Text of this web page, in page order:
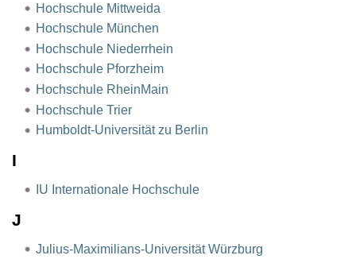
Hochschule Mittweida
Hochschule München
Hochschule Niederrhein
Hochschule Pforzheim
Hochschule RheinMain
Hochschule Trier
Humboldt-Universität zu Berlin
I
IU Internationale Hochschule
J
Julius-Maximilians-Universität Würzburg